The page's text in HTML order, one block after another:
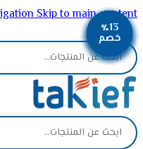
Skip to main content
OR JUST REMOVE IT…
٪39
خصم
٪6
خصم
٪13
خصم
٪12
خصم
٪13
خصم
٪13
خصم
٪13
خصم
٪13
خصم
٪13
خصم